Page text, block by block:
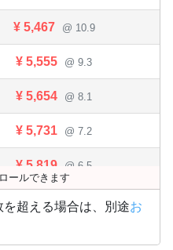
¥ 5,467 @ 10.9
¥ 5,555 @ 9.3
¥ 5,654 @ 8.1
¥ 5,731 @ 7.2
¥ 5,819 @ 6.5
¥ 5,907 @ 5.9
ールできます
超える場合は、別途お